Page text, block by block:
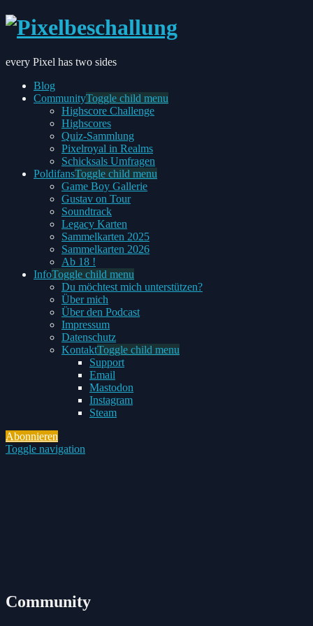
every Pixel has two sides
Blog
CommunityToggle child menu
Highscore Challenge
Highscores
Quiz-Sammlung
Pixelroyal in Realms
Schicksals Umfragen
PoldifansToggle child menu
Game Boy Gallerie
Gustav on Tour
Soundtrack
Legacy Karten
Sammelkarten 2025
Sammelkarten 2026
Ab 18 !
InfoToggle child menu
Du möchtest mich unterstützen?
Über mich
Über den Podcast
Impressum
Datenschutz
KontaktToggle child menu
Support
Email
Mastodon
Instagram
Steam
Abonnieren
Toggle navigation
Community